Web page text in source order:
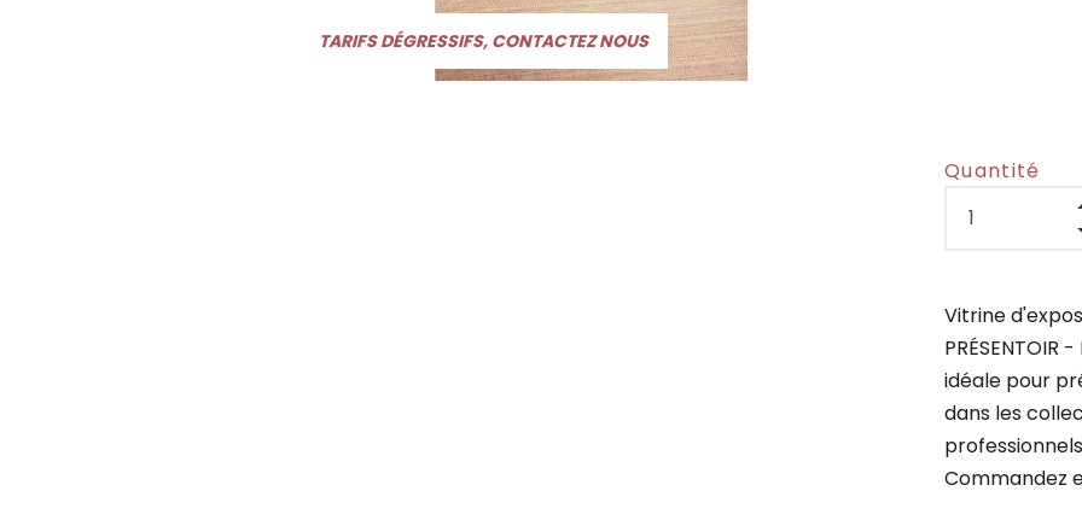
TARIFS DÉGRESSIFS, CONTACTEZ NOUS
Quantité
Vitrine
idéale pour
dans les
Commandez